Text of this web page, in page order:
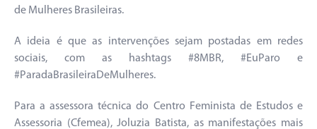
de Mulheres Brasileiras.
A ideia é que as intervenções sejam postadas em redes
sociais, com as hashtags #8MBR, #EuParo e
#ParadaBrasileiraDeMulheres.
Para a assessora técnica do Centro Feminista de Estudos e
Assessoria (Cfemea), Joluzia Batista, as manifestações mais